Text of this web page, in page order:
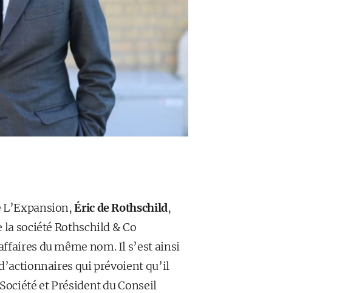
L’Expansion,Éric de Rothschild,
la société Rothschild & Co
du même nom. Il s’est ainsi
qui prévoient qu’il
et Président du Conseil